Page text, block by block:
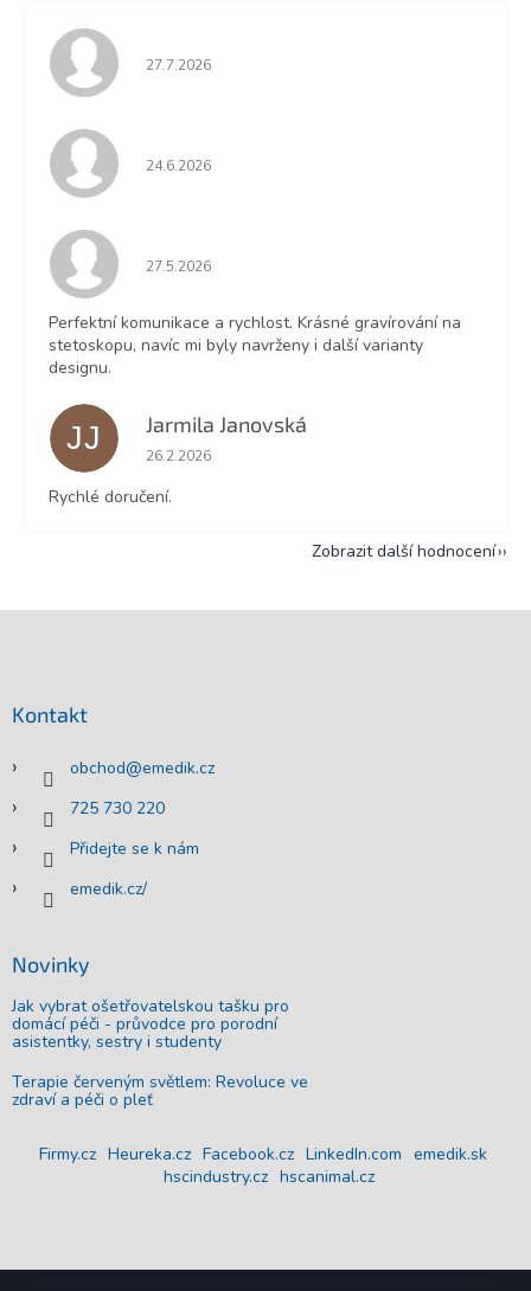
Hodnocení obchodu je 5 z 5 hvězdiček.
27.7.2026
Hodnocení obchodu je 5 z 5 hvězdiček.
24.6.2026
Hodnocení obchodu je 5 z 5 hvězdiček.
27.5.2026
Perfektní komunikace a rychlost. Krásné gravírování na
stetoskopu, navíc mi byly navrženy i další varianty
designu.
JJ Jarmila Janovská
Hodnocení obchodu je 5 z 5 hvězdiček.
26.2.2026
Rychlé doručení.
Zobrazit další hodnocení
Kontakt
obchod@emedik.cz
725 730 220
Přidejte se k nám
emedik.cz/
Novinky
Jak vybrat ošetřovatelskou tašku pro
domácí péči - průvodce pro porodní
asistentky, sestry i studenty
Terapie červeným světlem: Revoluce ve
zdraví a péči o pleť
Firmy.cz Heureka.cz Facebook.cz LinkedIn.com emedik.sk
hscindustry.cz hscanimal.cz